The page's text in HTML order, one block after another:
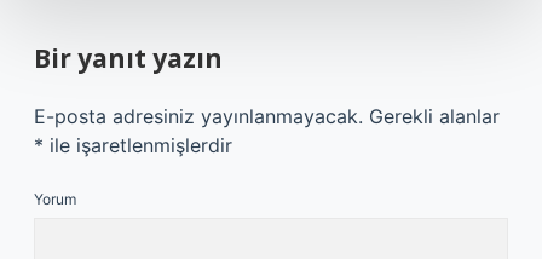
Bir yanıt yazın
E-posta adresiniz yayınlanmayacak. Gerekli alanlar
* ile işaretlenmişlerdir
Yorum